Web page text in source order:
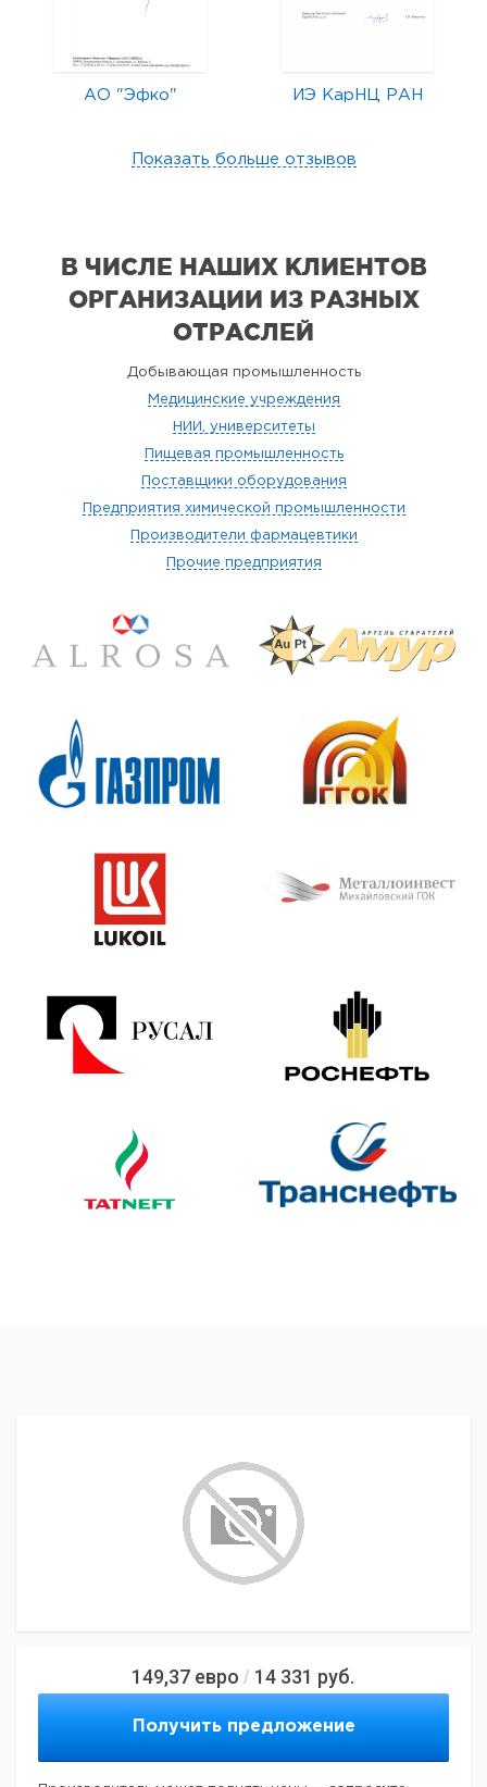
АО "Эфко" ИЭ КарНЦ РАН
Показать больше отзывов
В ЧИСЛЕ НАШИХ КЛИЕНТОВ
ОРГАНИЗАЦИИ ИЗ РАЗНЫХ
ОТРАСЛЕЙ
Добывающая промышленность
Медицинские учреждения
НИИ, университеты
Пищевая промышленность
Поставщики оборудования
Предприятия химической промышленности
Производители фармацевтики
Прочие предприятия
149,37 евро / 14 331 руб.
Получить предложение